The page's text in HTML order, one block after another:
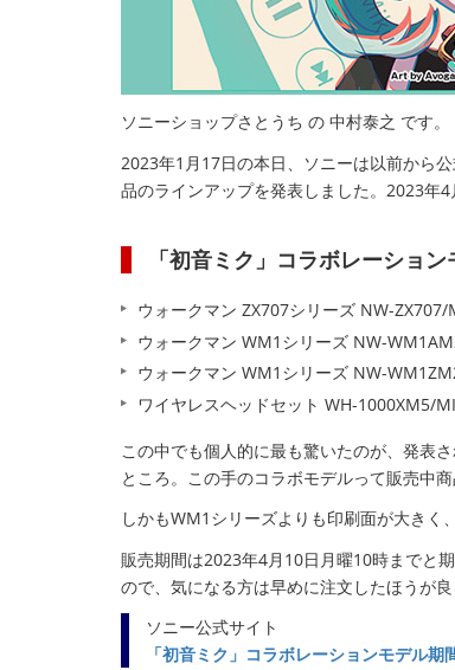
ソニーショップさとうち の 中村泰之 です。
2023年1月17日の本日、ソニーは以前から
品のラインアップを発表しました。2023年
「初音ミク」コラボレーショ
ウォークマン ZX707シリーズ NW-ZX707/
ウォークマン WM1シリーズ NW-
ウォークマン WM1シリーズ NW-
ワイヤレスヘッドセット WH-1000XM5/
この中でも個人的に最も驚いたのが、発表
ところ。この手のコラボモデルって販売中
しかもWM1シリーズよりも印刷面が大きく
販売期間は2023年4月10日月曜10時までと
ので、気になる方は早めに注文したほうが良
ソニー公式サイト
「初音ミク」コラボレーションモデル